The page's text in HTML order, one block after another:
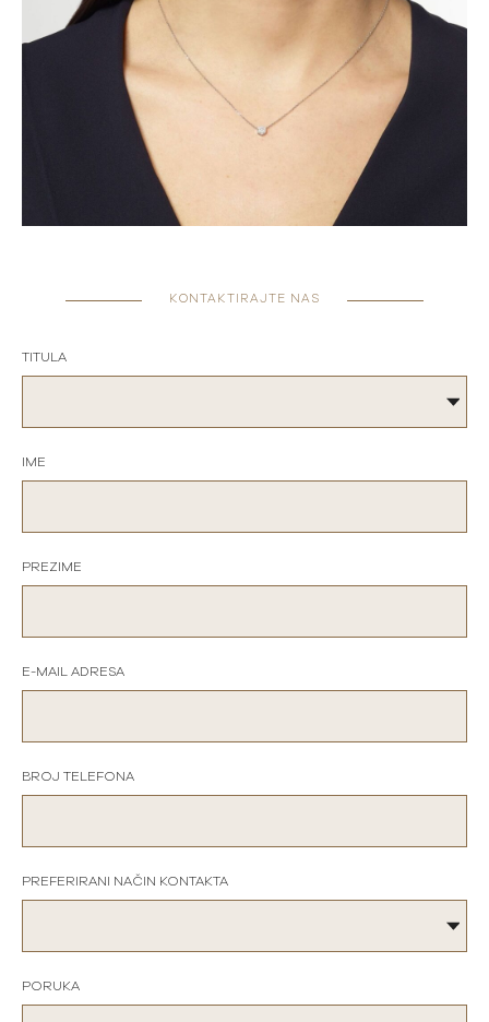
KONTAKTIRAJTE NAS
TITULA
IME
PREZIME
E-MAIL ADRESA
BROJ TELEFONA
PREFERIRANI NAČIN KONTAKTA
PORUKA